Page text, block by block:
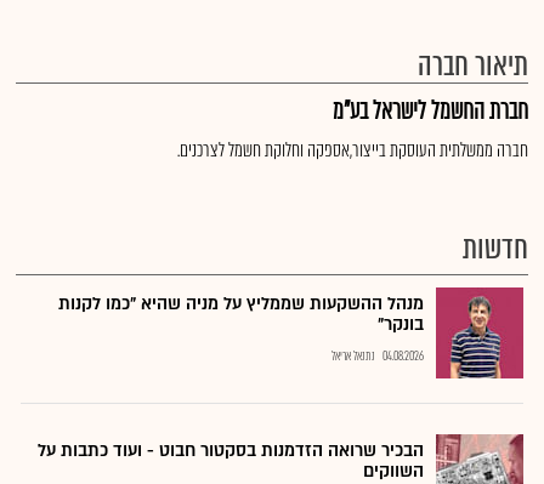
תיאור חברה
חברת החשמל לישראל בע"מ
חברה ממשלתית העוסקת בייצור,אספקה וחלוקת חשמל לצרכנים.
חדשות
מנהל ההשקעות שממליץ על מניה שהיא "כמו לקנות
בונקר"
04.08.2026 נתנאל אריאל
הבכיר שרואה הזדמנות בסקטור חבוט - ועוד כתבות על
השווקים